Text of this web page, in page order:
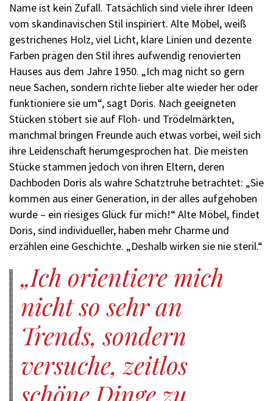
Name ist kein Zufall. Tatsächlich sind viele ihrer Ideen
vom skandinavischen Stil inspiriert. Alte Möbel, weiß
gestrichenes Holz, viel Licht, klare Linien und dezente
Farben prägen den Stil ihres aufwendig renovierten
Hauses aus dem Jahre 1950. „Ich mag nicht so gern
neue Sachen, sondern richte lieber alte wieder her oder
funktioniere sie um“, sagt Doris. Nach geeigneten
Stücken stöbert sie auf Floh- und Trödelmärkten,
manchmal bringen Freunde auch etwas vorbei, weil sich
ihre Leidenschaft herumgesprochen hat. Die meisten
Stücke stammen jedoch von ihren Eltern, deren
Dachboden Doris als wahre Schatztruhe betrachtet: „Sie
kommen aus einer Generation, in der alles aufgehoben
wurde – ein riesiges Glück für mich!“ Alte Möbel, findet
Doris, sind individueller, haben mehr Charme und
erzählen eine Geschichte. „Deshalb wirken sie nie steril.“
Ich orientiere mich
nicht so sehr an
Trends, sondern
versuche, zeitlos
schöne Dinge zu